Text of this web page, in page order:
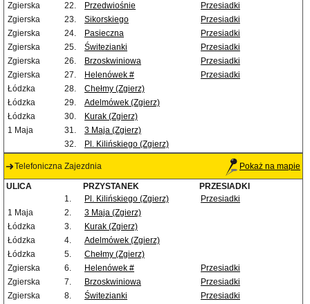
Zgierska
22. Przedwiośnie
Przesiadki
Zgierska
23. Sikorskiego
Przesiadki
Zgierska
24. Pasieczna
Przesiadki
Zgierska
25. Świtezianki
Przesiadki
Zgierska
26. Brzoskwiniowa
Przesiadki
Zgierska
27. Helenówek #
Przesiadki
Łódzka
28.
Chełmy (Zgierz)
Łódzka
29.
Adelmówek (Zgierz)
Łódzka
30.
Kurak (Zgierz)
1 Maja
31.
3 Maja (Zgierz)
32.
Pl. Kilińskiego (Zgierz)
Telefoniczna Zajezdnia Pokaż na mapie
ULICA PRZYSTANEK
PRZESIADKI
1.
Pl. Kilińskiego (Zgierz)
Przesiadki
1 Maja
2.
3 Maja (Zgierz)
Łódzka
3.
Kurak (Zgierz)
Łódzka
4.
Adelmówek (Zgierz)
Łódzka
5.
Chełmy (Zgierz)
Zgierska
6. Helenówek #
Przesiadki
Zgierska
7. Brzoskwiniowa
Przesiadki
Zgierska
8. Świtezianki
Przesiadki